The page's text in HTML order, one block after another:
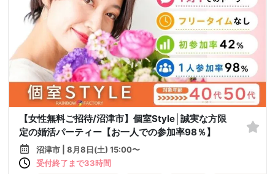
【女性無料ご招待/沼津市】個室Style│誠実な方限
定の婚活パーティー【お一人での参加率98％】
沼津市 | 8月8日(土) 15:00〜
受付終了まで33時間